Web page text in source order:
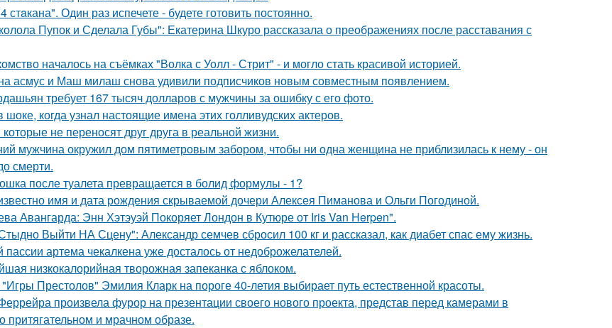
стaкана". Один раз испечете - будете готовить постоянно.
Пупок и Сделала Губы": Екатерина Шкуро рассказала о преображениях после расставания с
началось на съёмках "Волка с Уолл - Стрит" - и могло стать красивой историей.
асмус и Маш милаш снова удивили подписчиков новым совместным появлением.
требует 167 тысяч долларов с мужчины за ошибку с его фото.
когда узнал настоящие имена этих голливудских актеров.
не переносят друг друга в реальной жизни.
мужчина окружил дом пятиметровым забором, чтобы ни одна женщина не приблизилась к нему - он
смерти.
после туалета превращается в болид формулы - 1?
имя и дата рождения скрываемой дочери Алексея Пиманова и Ольги Погодиной.
Авангарда: Энн Хэтэуэй Покоряет Лондон в Кутюре от Iris Van Herpen".
Выйти НА Сцену": Александр семчев сбросил 100 кг и рассказал, как диабет спас ему жизнь.
артема чекалкена уже досталось от недоброжелателей.
низкокалорийная творожная запеканка с яблоком.
Престолов" Эмилия Кларк на пороге 40-летия выбирает путь естественной красоты.
произвела фурор на презентации своего нового проекта, представ перед камерами в
притягательном и мрачном образе.